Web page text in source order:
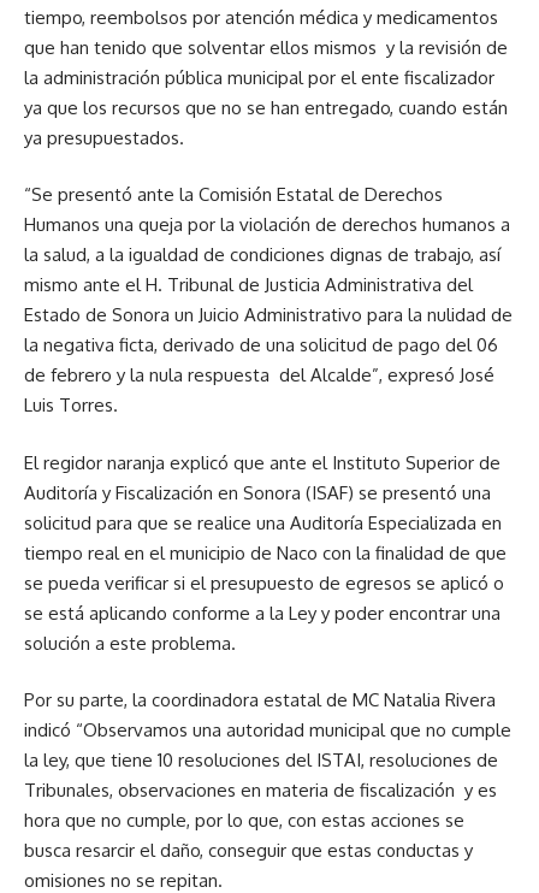
tiempo, reembolsos por atención médica y medicamentos
que han tenido que solventar ellos mismos y la revisión de
la administración pública municipal por el ente fiscalizador
ya que los recursos que no se han entregado, cuando están
ya presupuestados.
“Se presentó ante la Comisión Estatal de Derechos
Humanos una queja por la violación de derechos humanos a
la salud, a la igualdad de condiciones dignas de trabajo, así
mismo ante el H. Tribunal de Justicia Administrativa del
Estado de Sonora un Juicio Administrativo para la nulidad de
la negativa ficta, derivado de una solicitud de pago del 06
de febrero y la nula respuesta del Alcalde”, expresó José
Luis Torres.
El regidor naranja explicó que ante el Instituto Superior de
Auditoría y Fiscalización en Sonora (ISAF) se presentó una
solicitud para que se realice una Auditoría Especializada en
tiempo real en el municipio de Naco con la finalidad de que
se pueda verificar si el presupuesto de egresos se aplicó o
se está aplicando conforme a la Ley y poder encontrar una
solución a este problema.
Por su parte, la coordinadora estatal de MC Natalia Rivera
indicó “Observamos una autoridad municipal que no cumple
la ley, que tiene 10 resoluciones del ISTAI, resoluciones de
Tribunales, observaciones en materia de fiscalización y es
hora que no cumple, por lo que, con estas acciones se
busca resarcir el daño, conseguir que estas conductas y
omisiones no se repitan.